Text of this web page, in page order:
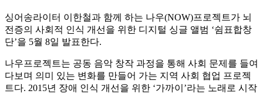
싱어송라이터 이한철과 함께 하는 나우(NOW)프로젝트가 뇌
전증의 사회적 인식 개선을 위한 디지털 싱글 앨범 ‘쉼표합창
단’을 5월 8일 발표한다.
나우프로젝트는 공동 음악 창작 과정을 통해 사회 문제를 들여
다보며 의미 있는 변화를 만들어 가는 지역 사회 협업 프로젝
트다. 2015년 장애 인식 개선을 위한 ‘가까이’라는 노래로 시작